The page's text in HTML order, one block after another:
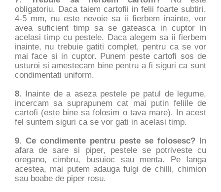
obligatoriu. Daca taiem cartofii in felii foarte subtiri,
4-5 mm, nu este nevoie sa ii fierbem inainte, vor
avea suficient timp sa se gateasca in cuptor in
acelasi timp cu pestele. Daca alegem sa ii fierbem
inainte, nu trebuie gatiti complet, pentru ca se vor
mai face si in cuptor. Punem peste cartofi sos de
usturoi si amestecam bine pentru a fi siguri ca sunt
condimentati uniform.
8.
Inainte de a aseza pestele pe patul de legume,
incercam sa suprapunem cat mai putin feliile de
cartofi (este bine sa folosim o tava mare). In acest
fel suntem siguri ca se vor gati in acelasi timp.
9. Ce condimente pentru peste se folosesc?
In
afara de sare si piper, pestele se potriveste cu
oregano, cimbru, busuioc sau menta. Pe langa
acestea, mai putem adauga fulgi de chilli, chimion
sau boabe de piper rosu.